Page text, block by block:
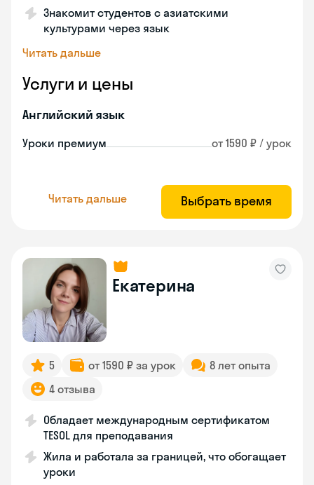
Знакомит студентов с азиатскими
культурами через язык
Читать дальше
Услуги и цены
Английский язык
Уроки премиум от 1590 ₽ / урок
Читать дальше Выбрать время
Екатерина
5 от 1590 ₽ за урок
8 лет опыта
4 отзыва
Обладает международным сертификатом
TESOL для преподавания
Жила и работала за границей, что обогащает
уроки